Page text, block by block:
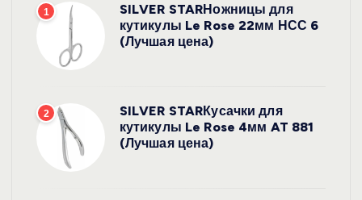
1
SILVER STARНожницы для
кутикулы Le Rose 22мм НСС 6
(Лучшая цена)
2
SILVER STARКусачки для
кутикулы Le Rose 4мм AT 881
(Лучшая цена)